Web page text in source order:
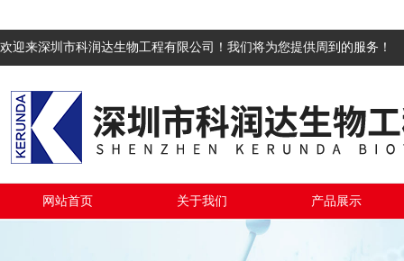
欢迎来深圳市科润达生物工程有限公司！我们将为您提供周到的服务！
网站首页 关于我们 产品展示